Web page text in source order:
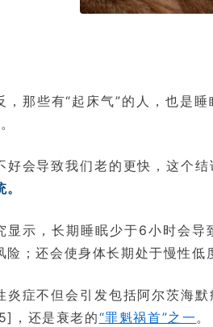
，那些有“起床气”的人，也是
好会导致我们老的更快，这个
显示，长期睡眠少于6小时会导
险；还会使身体长期处于慢性低
炎症不但会引发包括阿尔茨海
，还是衰老的“罪魁祸首”之一。